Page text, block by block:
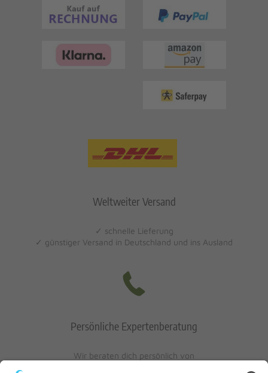
Weltweiter Versand
✓ schnelle Lieferung
✓ günstiger Versand in Deutschland und ins Ausland
Persönliche Expertenberatung
Wir beraten dich persönlich von